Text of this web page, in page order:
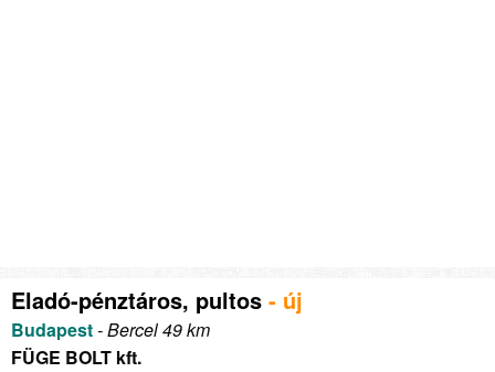
Eladó-pénztáros, pultos - új
Budapest- Bercel 49 km
FÜGE BOLT kft.